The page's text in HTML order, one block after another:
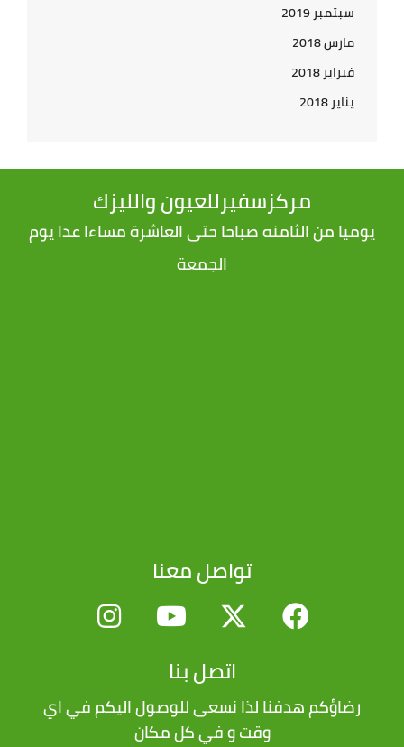
سبتمبر 2019
مارس 2018
فبراير 2018
يناير 2018
مركزسفيرللعيون والليزك
يوميا من الثامنه صباحا حتى العاشرة مساءا عدا يوم
الجمعة
تواصل معنا
اتصل بنا
رضاؤكم هدفنا لذا نسعى للوصول اليكم في اي
وقت و في كل مكان